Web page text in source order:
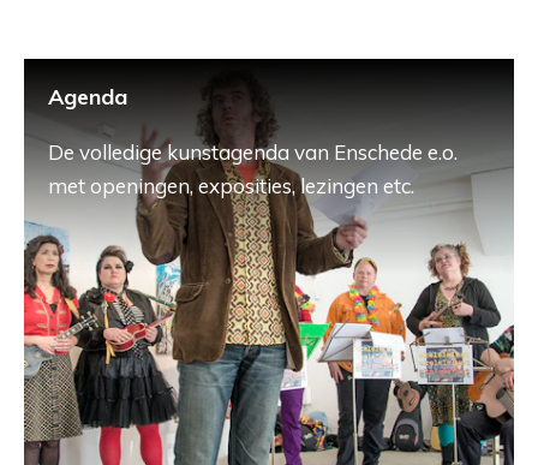
Agenda
De volledige kunstagenda van Enschede e.o.
met openingen, exposities, lezingen etc.